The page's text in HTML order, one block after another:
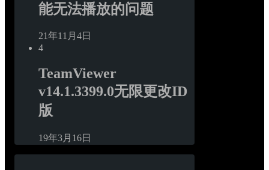
能无法播放的问题
21年11月4日
4
TeamViewer
v14.1.3399.0无限更改ID
版
19年3月16日